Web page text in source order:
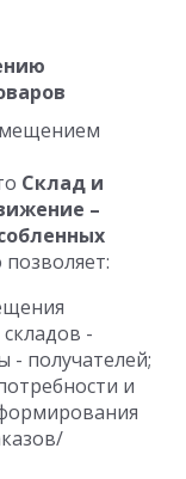
Склад и
–
-
- получателей;
и